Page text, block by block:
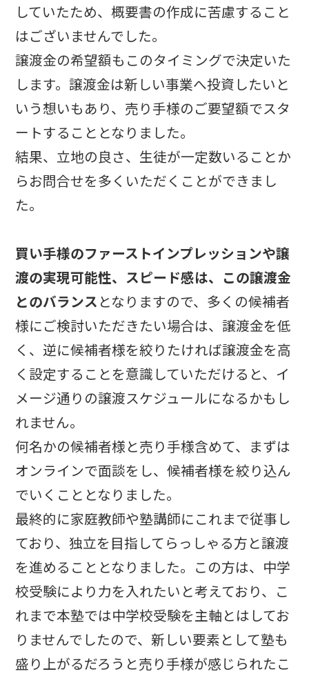
していたため、概要書の作成に苦慮すること
はございませんでした。
譲渡金の希望額もこのタイミングで決定いた
します。譲渡金は新しい事業へ投資したいと
いう想いもあり、売り手様のご要望額でスタ
ートすることとなりました。
結果、立地の良さ、生徒が一定数いることか
らお問合せを多くいただくことができまし
た。
買い手様のファーストインプレッションや譲
渡の実現可能性、スピード感は、この譲渡金
とのバランス となりますので、多くの候補者
様にご検討いただきたい場合は、譲渡金を低
く、逆に候補者様を絞りたければ譲渡金を高
く設定することを意識していただけると、イ
メージ通りの譲渡スケジュールになるかもし
れません。
何名かの候補者様と売り手様含めて、まずは
オンラインで面談をし、候補者様を絞り込ん
でいくこととなりました。
最終的に家庭教師や塾講師にこれまで従事し
ており、独立を目指してらっしゃる方と譲渡
を進めることとなりました。この方は、中学
校受験により力を入れたいと考えており、こ
れまで本塾では中学校受験を主軸とはしてお
りませんでしたので、新しい要素として塾も
盛り上がるだろうと売り手様が感じられたこ